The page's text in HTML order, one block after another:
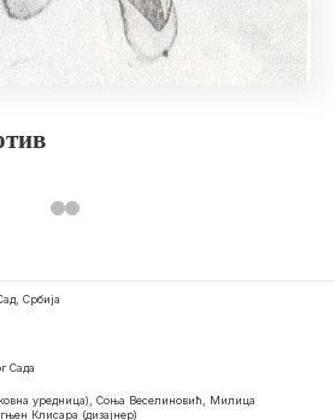
Србија
Сада
уредница), Соња Веселиновић, Милица
Клисара (дизајнер)